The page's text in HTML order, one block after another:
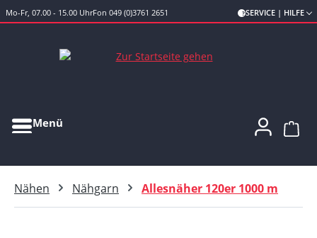
Zum Hauptinhalt springen
Mo-Fr, 07.00 - 15.00 UhrFon 049 (0)3761 2651 SERVICE | HILFE
Menü
Nähen Nähgarn Allesnäher 120er 1000 m